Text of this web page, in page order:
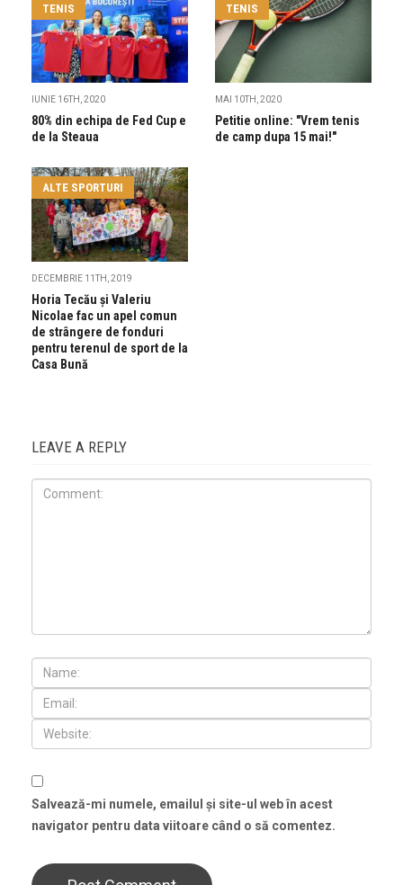
TENIS
IUNIE 16TH, 2020
80% din echipa de Fed Cup e
de la Steaua
TENIS
MAI 10TH, 2020
Petitie online: "Vrem tenis
de camp dupa 15 mai!"
ALTE SPORTURI
DECEMBRIE 11TH, 2019
Horia Tecău și Valeriu
Nicolae fac un apel comun
de strângere de fonduri
pentru terenul de sport de la
Casa Bună
LEAVE A REPLY
Salvează-mi numele, emailul și site-ul web în acest
navigator pentru data viitoare când o să comentez.